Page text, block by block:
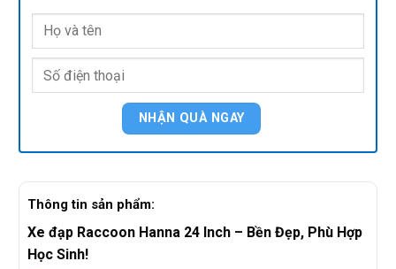
Thông tin sản phẩm:
Xe đạp Raccoon Hanna 24 Inch – Bền Đẹp, Phù Hợp
Học Sinh!